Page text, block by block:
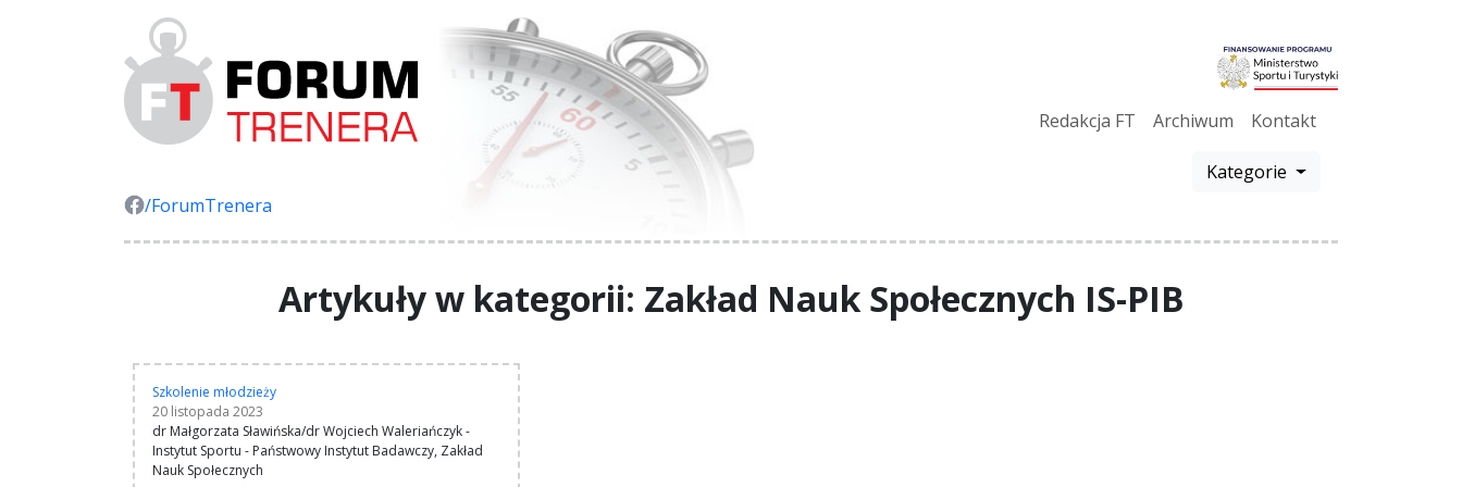
/ForumTrenera
Redakcja FT Archiwum Kontakt
Kategorie
Artykuły w kategorii: Zakład Nauk Społecznych IS-PIB
Szkolenie młodzieży
20 listopada 2023
dr Małgorzata Sławińska/dr Wojciech Waleriańczyk -
Instytut Sportu - Państwowy Instytut Badawczy, Zakład
Nauk Społecznych